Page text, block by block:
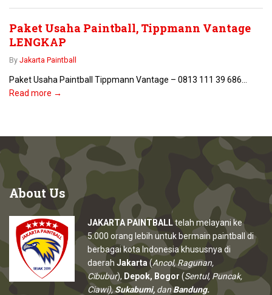
Paket Usaha Paintball, Tippmann Vantage
LENGKAP
By Jakarta Paintball
Paket Usaha Paintball Tippmann Vantage – 0813 111 39 686...
Read more →
AboutUs
JAKARTA PAINTBALLtelah melayani ke
5.000 orang lebih untuk bermain paintball di
berbagai kota Indonesia khususnya di
daerah Jakarta (Ancol, Ragunan,
Cibubur), Depok, Bogor (Sentul, Puncak,
Ciawi),Sukabumi, danBandung.